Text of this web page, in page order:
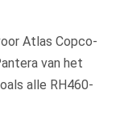
Atlas Copco-
van het
alle RH460-